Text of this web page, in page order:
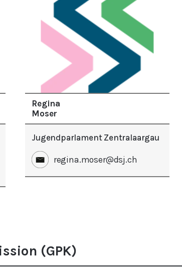
Regina
Moser
Jugendparlament Zentralaargau
regina.moser@dsj.ch
(GPK)